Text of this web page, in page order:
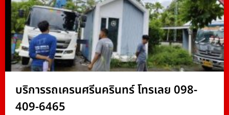
บริการรถเครนศรีนครินทร์ โทรเลย 098-
409-6465